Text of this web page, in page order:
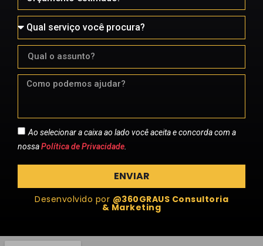
Ao selecionar a caixa ao lado você aceita e concorda com a
nossaPolítica de Privacidade
ENVIAR
Desenvolvido por @360GRAUS Consultoria
& Marketing